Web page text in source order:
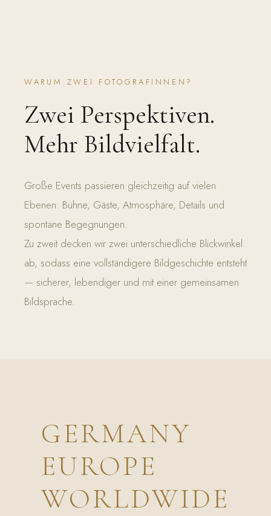
WARUM ZWEI FOTOGRAFINNEN?
Zwei Perspektiven.
Mehr Bildvielfalt.
Große Events passieren gleichzeitig auf vielen
Ebenen: Bühne, Gäste, Atmosphäre, Details und
spontane Begegnungen.
Zu zweit decken wir zwei unterschiedliche Blickwinkel
ab, sodass eine vollständigere Bildgeschichte entsteht
— sicherer, lebendiger und mit einer gemeinsamen
Bildsprache.
GERMANY
EUROPE
WORLDWIDE